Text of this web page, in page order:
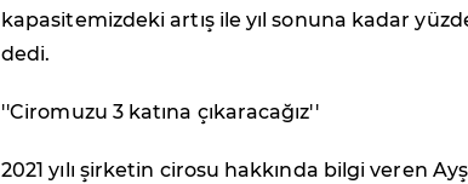
kapasitemizdeki artış ile yıl sonuna kadar
dedi.
''Ciromuzu 3 katına çıkaracağız''
2021 yılı şirketin cirosu hakkında bilgi veren